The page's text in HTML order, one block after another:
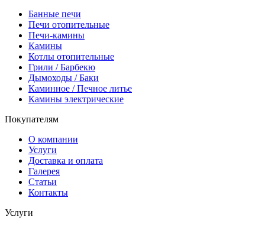
Банные печи
Печи отопительные
Печи-камины
Камины
Котлы отопительные
Грили / Барбекю
Дымоходы / Баки
Каминное / Печное литье
Камины электрические
Покупателям
О компании
Услуги
Доставка и оплата
Галерея
Статьи
Контакты
Услуги